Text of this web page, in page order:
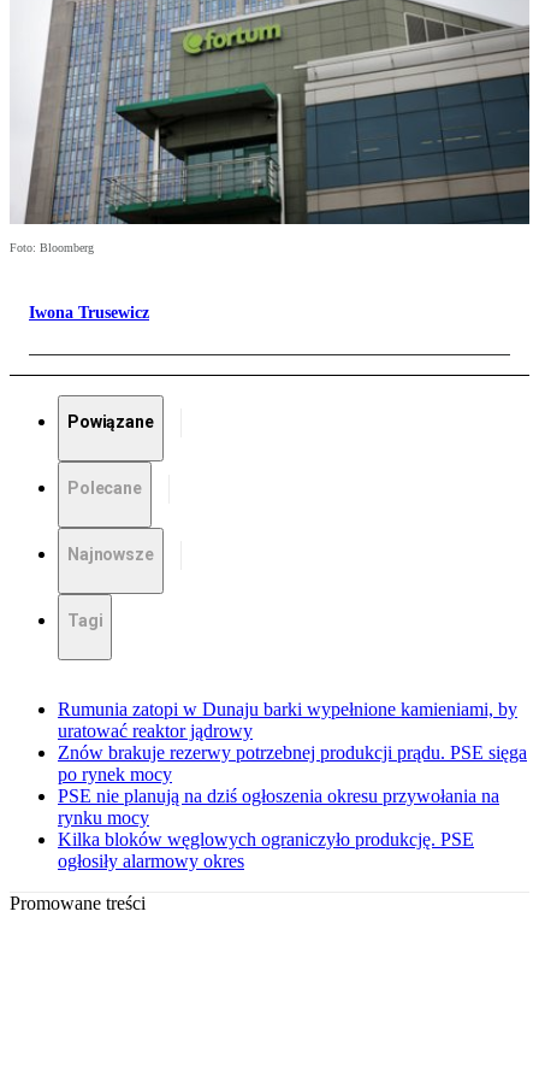
Foto: Bloomberg
Iwona Trusewicz
Powiązane
Polecane
Najnowsze
Tagi
Rumunia zatopi w Dunaju barki wypełnione kamieniami, by
uratować reaktor jądrowy
Znów brakuje rezerwy potrzebnej produkcji prądu. PSE sięga
po rynek mocy
PSE nie planują na dziś ogłoszenia okresu przywołania na
rynku mocy
Kilka bloków węglowych ograniczyło produkcję. PSE
ogłosiły alarmowy okres
Promowane treści